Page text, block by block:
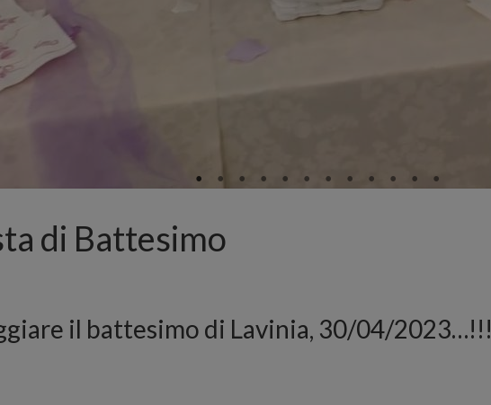
di Battesimo
il battesimo di Lavinia, 30/04/2023…!!!